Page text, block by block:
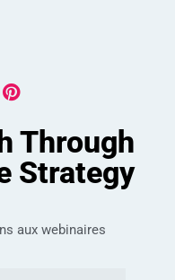
Through
Strategy
aux webinaires